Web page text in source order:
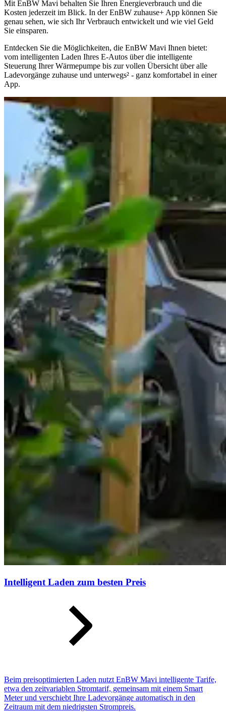
Mit EnBW Mavi behalten Sie Ihren Energieverbrauch und die
Kosten jederzeit im Blick. In der EnBW zuhause+ App können Sie
genau sehen, wie sich Ihr Verbrauch entwickelt und wie viel Geld
Sie einsparen.
Entdecken Sie die Möglichkeiten, die EnBW Mavi Ihnen bietet:
vom intelligenten Laden Ihres E-Autos über die intelligente
Steuerung Ihrer Wärmepumpe bis zur vollen Übersicht über alle
Ladevorgänge zuhause und unterwegs² - ganz komfortabel in einer
App.
Intelligent Laden zum besten Preis
Beim preisoptimierten Laden nutzt EnBW Mavi intelligente Tarife,
etwa den zeitvariablen Stromtarif, gemeinsam mit einem Smart
Meter und verschiebt Ihre Ladevorgänge automatisch in den
Zeitraum mit dem niedrigsten Strompreis.